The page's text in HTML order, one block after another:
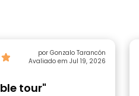
por Gonzalo Tarancón
Avaliado em Jul 19, 2026
tour"